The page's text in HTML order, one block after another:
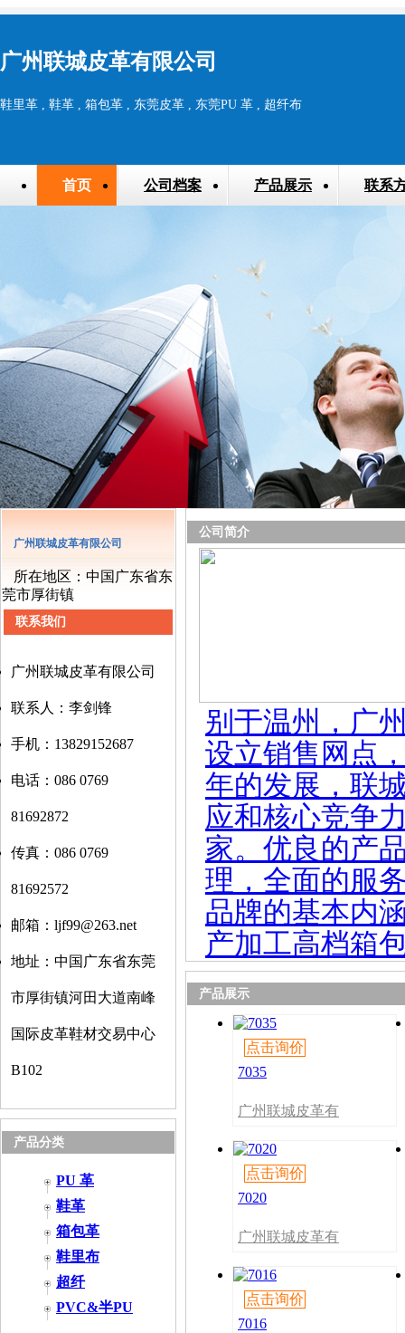
广州联城皮革有限公司
鞋里革 , 鞋革 , 箱包革 , 东莞皮革 , 东莞PU 革 , 超纤布
首页 公司档案 产品展示 联系
广州联城皮革有限公司
所在地区：中国广东省东
莞市厚街镇
联系我们
广州联城皮革有限公司
联系人：李剑锋
手机：13829152687
电话：086 0769
81692872
传真：086 0769
81692572
邮箱：ljf99@263.net
地址：中国广东省东莞
市厚街镇河田大道南峰
国际皮革鞋材交易中心
B102
产品分类
PU 革
鞋革
箱包革
鞋里布
超纤
PVC&半PU
公司简介
别于温州，广
设立销售网
年的发展，联
应和核心竞争
家。优良的产
理，全面的服
品牌的基本内
产加工高档箱
产品展示
点击询价
7035
广州联城皮革有
点击询价
7020
广州联城皮革有
点击询价
7016